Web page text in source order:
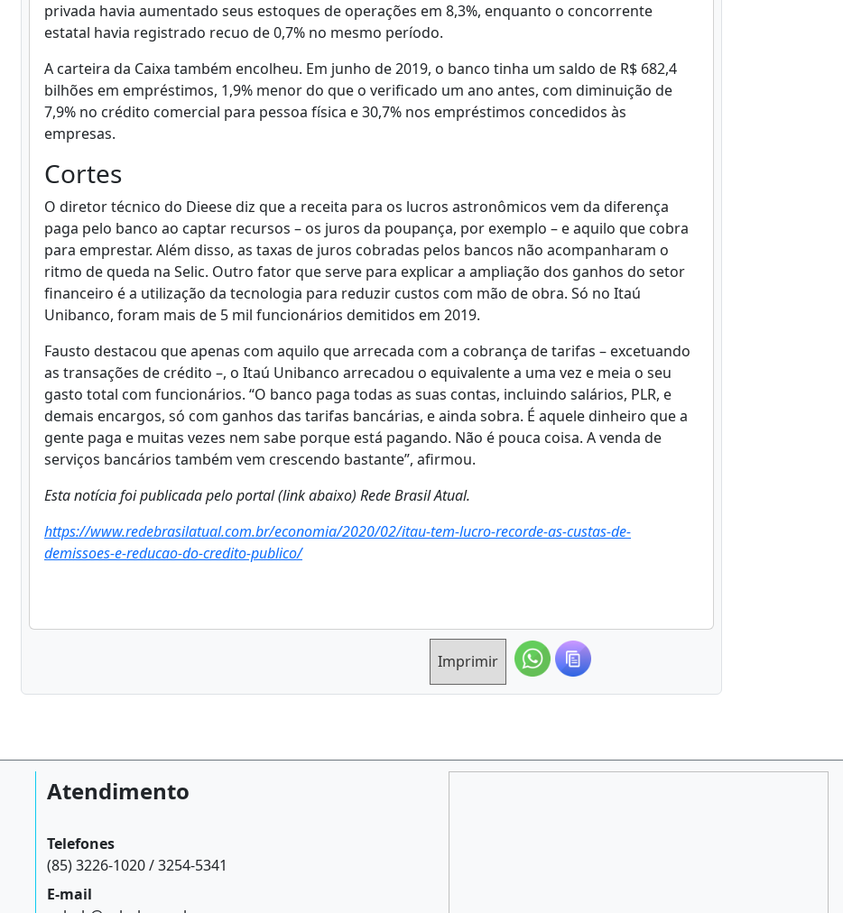
privada havia aumentado seus estoques de operações em 8,3%, enquanto o concorrente
estatal havia registrado recuo de 0,7% no mesmo período.
A carteira da Caixa também encolheu. Em junho de 2019, o banco tinha um saldo de R$ 682,4
bilhões em empréstimos, 1,9% menor do que o verificado um ano antes, com diminuição de
7,9% no crédito comercial para pessoa física e 30,7% nos empréstimos concedidos às
empresas.
Cortes
O diretor técnico do Dieese diz que a receita para os lucros astronômicos vem da diferença
paga pelo banco ao captar recursos – os juros da poupança, por exemplo – e aquilo que cobra
para emprestar. Além disso, as taxas de juros cobradas pelos bancos não acompanharam o
ritmo de queda na Selic. Outro fator que serve para explicar a ampliação dos ganhos do setor
financeiro é a utilização da tecnologia para reduzir custos com mão de obra. Só no Itaú
Unibanco, foram mais de 5 mil funcionários demitidos em 2019.
Fausto destacou que apenas com aquilo que arrecada com a cobrança de tarifas – excetuando
as transações de crédito –, o Itaú Unibanco arrecadou o equivalente a uma vez e meia o seu
gasto total com funcionários. “O banco paga todas as suas contas, incluindo salários, PLR, e
demais encargos, só com ganhos das tarifas bancárias, e ainda sobra. É aquele dinheiro que a
gente paga e muitas vezes nem sabe porque está pagando. Não é pouca coisa. A venda de
serviços bancários também vem crescendo bastante”, afirmou.
Esta notícia foi publicada pelo portal (link abaixo) Rede Brasil Atual.
https://www.redebrasilatual.com.br/economia/2020/02/itau-tem-lucro-recorde-as-custas-de-
demissoes-e-reducao-do-credito-publico/
Imprimir
Atendimento
Telefones
(85) 3226-1020 / 3254-5341
E-mail